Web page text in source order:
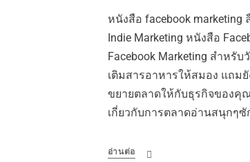
หนังสือ facebook marketing
Indie Marketing หนังสือ
Facebook Marketing สำหรั
เติมสารอาหารให้สมอง แถม
ขยายตลาดให้กับธุรกิจของคุ
เกี่ยวกับการตลาดอ่านสนุกๆซั
อ่านต่อ